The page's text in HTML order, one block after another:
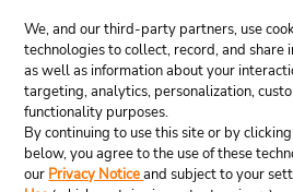
We, and our third-party partners, use
technologies to collect, record, and share
as well as information about your
targeting, analytics, personalization,
functionality purposes.
By continuing to use this site or by
below, you agree to the use of these
our Privacy Noticeand subject to your